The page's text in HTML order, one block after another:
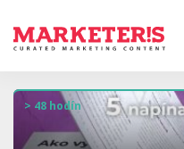
> 48 hodín